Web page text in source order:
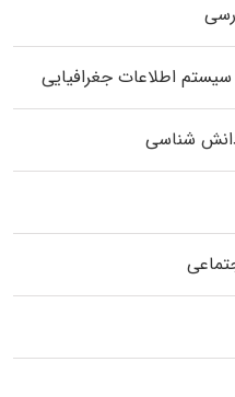
اطلاعات جغرافیایی
شناسی